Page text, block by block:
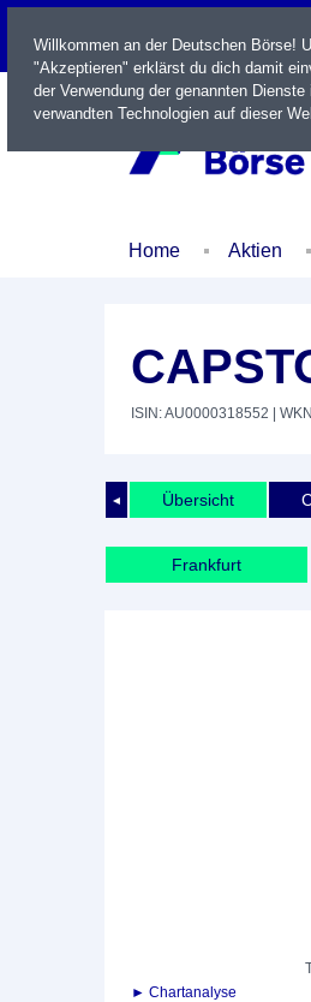
LIVE
Home Aktien
ISIN: AU0000318552 |
◄ Übersicht
Frankfurt
► Chartanalyse
Willkommen an der Deutschen Börse!
"Akzeptieren" erklärst du dich damit
der Verwendung der genannten
verwandten Technologien auf dieser